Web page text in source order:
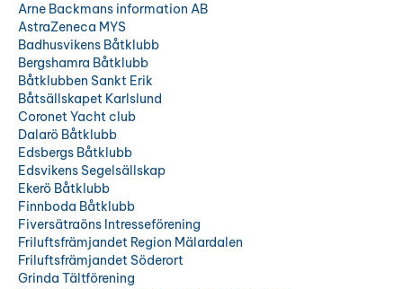
Arne Backmans information AB
AstraZeneca MYS
Badhusvikens Båtklubb
Bergshamra Båtklubb
Båtklubben Sankt Erik
Båtsällskapet Karlslund
Coronet Yacht club
Dalarö Båtklubb
Edsbergs Båtklubb
Edsvikens Segelsällskap
Ekerö Båtklubb
Finnboda Båtklubb
Fiversätraöns Intresseförening
Friluftsfrämjandet Region Mälardalen
Friluftsfrämjandet Söderort
Grinda Tältförening